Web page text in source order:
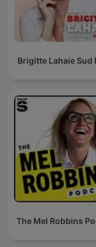
Brigitte Lahaie Sud
The Mel Robbins